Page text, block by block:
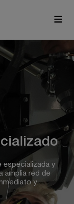
especializada y
amplia red de
y